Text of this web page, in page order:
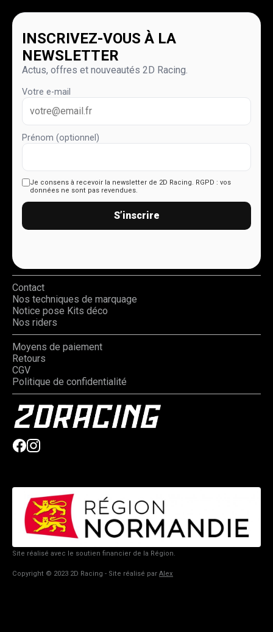
INSCRIVEZ-VOUS À LA
NEWSLETTER
Actus, offres et nouveautés 2D Racing.
Votre e-mail
Prénom (optionnel)
Je consens à recevoir la newsletter de 2D Racing. RGPD : vos
données ne sont pas revendues.
S’inscrire
Contact
Nos techniques de marquage
Notice pose Kits déco
Nos riders
Moyens de paiement
Retours
CGV
Politique de confidentialité
Site réalisé avec le soutien financier de la Région.
Copyright © 2023 2D Racing - Site réalisé par Alex